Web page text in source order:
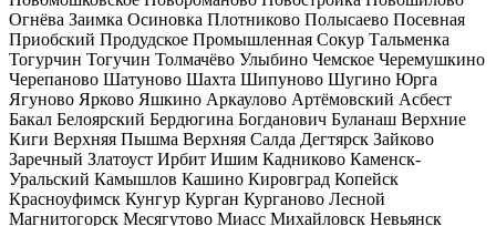
Огнёва Заимка Осиновка Плотниково Полысаево Посевная
Приобский Продудское Промышленная Сокур Тальменка
Тогурчин Тогучин Толмачёво Улыбино Чемское Черемушкино
Черепаново Шатуново Шахта Шипуново Шугино Юрга
Ягуново Ярково Яшкино Аркаулово Артёмовский Асбест
Бакал Белоярский Бердюгина Богданович Буланаш Верхние
Киги Верхняя Пышма Верхняя Салда Дегтярск Зайково
Заречный Златоуст Ирбит Ишим Кадниково Каменск-
Уральский Камышлов Кашино Кировград Копейск
Красноуфимск Кунгур Курган Курганово Лесной
Магнитогорск Месягутово Миасс Михайловск Невьянск